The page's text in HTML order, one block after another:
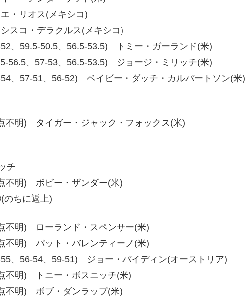
・リオス(メキシコ)
コ・デラクルス(メキシコ)
、59.5-50.5、56.5-53.5) トミー・ガーランド(米)
56.5、57-53、56.5-53.5) ジョージ・ミリッチ(米)
、57-51、56-52) ベイビー・ダッチ・カルバートソン(米)
不明) タイガー・ジャック・フォックス(米)
チ
不明) ボビー・ザンダー(米)
ちに返上)
不明) ローランド・スペンサー(米)
不明) パット・バレンティーノ(米)
、56-54、59-51) ジョー・バイディン(オーストリア)
不明) トニー・ボスニッチ(米)
不明) ボブ・ダンラップ(米)